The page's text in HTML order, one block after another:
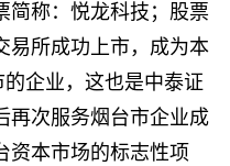
简称：悦龙科技；股票
易所成功上市，成为本
企业，这也是中泰证
再次服务烟台市企业成
资本市场的标志性项